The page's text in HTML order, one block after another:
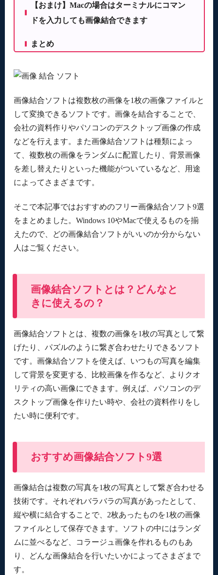
分割結合「あ」
CollageFactoryFree
Macプレビュー
超画像魂コンバイン
CollageIt
ShapeX
【おまけ】Macの場合はターミナルにコマン
ドを入力しても画像結合できます
まとめ
画像結合ソフトは複数枚の画像を1枚の画像ファイルと
して変換できるソフトです。画像を結合することで、
会社の資料作りやパソコンのデスクトップ画像の作成
などを行えます。また画像結合ソフトは種類によっ
て、複数枚の画像をランダムに配置したり、背景画像
を差し替えたりといった機能がついているなど、用途
によってさまざまです。
そこで本記事ではおすすめのフリー画像結合ソフト9選
をまとめました。Windows 10やMacで使えるものを揃
えたので、どの画像結合ソフトがいいのか分からない
人はご覧ください。
画像結合ソフトとは？どんなと
きに使えるの？
画像結合ソフトとは、複数の画像を1枚の写真として繋
げたり、パズルのように繋ぎ合わせたりできるソフト
です。画像結合ソフトを使えば、いつもの写真を編集
して背景を変更する、比較画像を作るなど、よりクオ
リティの高い画像にできます。例えば、パソコンのデ
スクトップ画像を作りたい時や、会社の資料作りをし
たい時に便利です。
おすすめ画像結合ソフト9選
画像結合は複数の写真を1枚の写真として繋ぎ合わせる
技術です。それぞれバラバラの写真があったとして、
縦や横に結合することで、2枚あったものを1枚の画像
ファイルとして保存できます。ソフトの中にはランダ
ムに並べるなど、コラージュ画像を作れるものもあ
り、どんな画像結合を行いたいかによってさまざまで
す。